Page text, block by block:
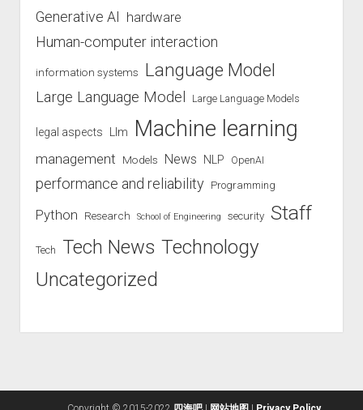
Generative AI hardware
Human-computer interaction
information systems Language Model
Large Language Model Large Language Models
legal aspects Llm Machine learning
management Models News NLP OpenAI
performance and reliability Programming
Python Research School of Engineering security Staff
Tech Tech News Technology
Uncategorized